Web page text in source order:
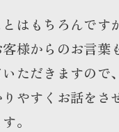
はもちろんです
様からのお言葉
ただきますので
やすくお話をさ
。